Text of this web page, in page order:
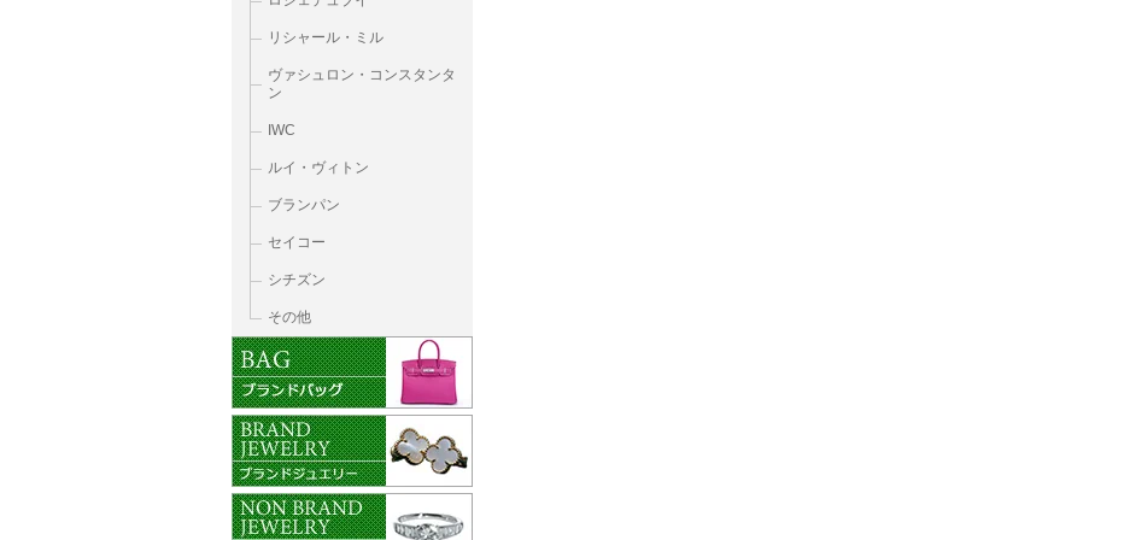
リシャール・ミル
ヴァシュロン・コンスタンタ
ン
IWC
ルイ・ヴィトン
ブランパン
セイコー
シチズン
その他